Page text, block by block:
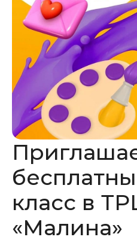
класс в
«Малина»